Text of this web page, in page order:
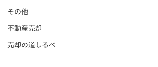
その他
不動産売却
売却の道しるべ